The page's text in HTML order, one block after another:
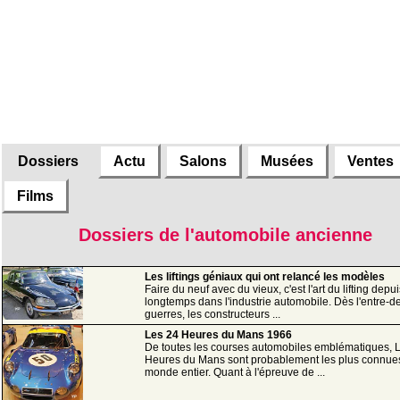
Dossiers Actu Salons Musées Ventes
Films
Dossiers de l'automobile ancienne
Les liftings géniaux qui ont relancé les modèles
Faire du neuf avec du vieux, c'est l'art du lifting
longtemps dans l'industrie automobile. Dès l'entre-
guerres, les constructeurs ...
Les 24 Heures du Mans 1966
De toutes les courses automobiles emblématiques,
Heures du Mans sont probablement les plus
monde entier. Quant à l'épreuve de ...